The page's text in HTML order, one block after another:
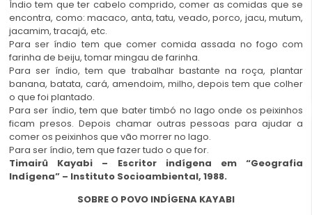
Índio tem que ter cabelo comprido, comer as comidas que se
encontra, como: macaco, anta, tatu, veado, porco, jacu, mutum,
jacamim, tracajá, etc.
Para ser índio tem que comer comida assada no fogo com
farinha de beiju, tomar mingau de farinha.
Para ser índio, tem que trabalhar bastante na roça, plantar
banana, batata, cará, amendoim, milho, depois tem que colher
o que foi plantado.
Para ser índio, tem que bater timbó no lago onde os peixinhos
ficam presos. Depois chamar outras pessoas para ajudar a
comer os peixinhos que vão morrer no lago.
Para ser índio, tem que fazer tudo o que for.
Timairû Kayabi – Escritor indígena em “Geografia
Indígena” – Instituto Socioambiental, 1988.
SOBRE O POVO INDÍGENA KAYABI